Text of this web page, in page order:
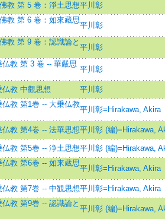
教 第 5 卷：淨土思想平川彰
教 第 6 卷：如來藏思
平川彰
教 第 9 卷：認識論と
平川彰
仏教 第 3 卷 -- 華嚴思
平川彰
仏教 中觀思想
平川彰
仏教 第1巻 -- 大乗仏教
平川彰=Hirakawa, Akira
仏教 第4巻 -- 法華思想平川彰 (編)=Hirakawa,
仏教 第5巻 -- 浄土思想平川彰 (編)=Hirakawa,
仏教 第6巻 -- 如来蔵思
平川彰=Hirakawa, Akira
仏教 第7巻 -- 中観思想平川彰=Hirakawa, Akira
教 第9巻 -- 認識論と
平川彰 (編)=Hirakawa,